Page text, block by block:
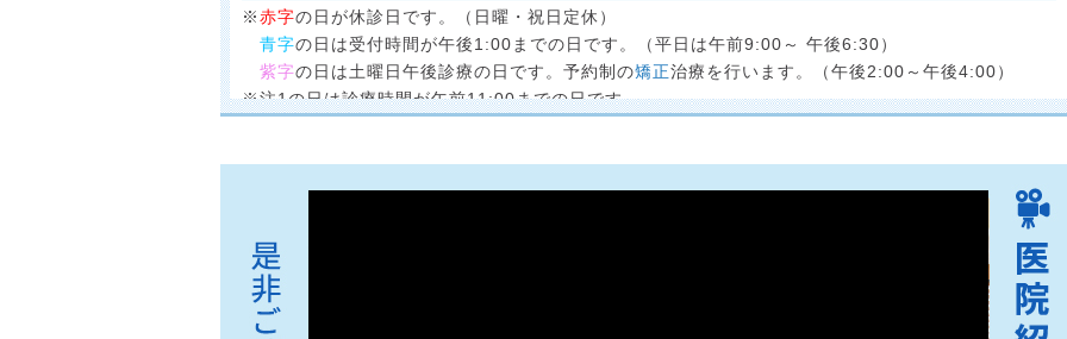
※赤字の日が休診日です。（日曜・祝日定休）
青字の日は受付時間が午後1:00までの日です。（平日は午前9:00～ 午後6:30）
紫字の日は土曜日午後診療の日です。予約制の矯正治療を行います。（午後2:00～午後4:00）
※注1の日は診療時間が午前11:00までの日です。